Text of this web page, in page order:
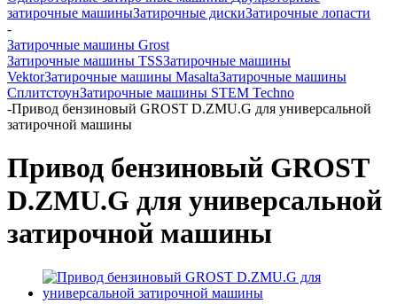
затирочные машиныЗатирочные дискиЗатирочные лопасти
-
Затирочные машины Grost
Затирочные машины TSSЗатирочные машины
VektorЗатирочные машины MasaltaЗатирочные машины
СплитстоунЗатирочные машины STEM Techno
-Привод бензиновый GROST D.ZMU.G для универсальной
затирочной машины
Привод бензиновый GROST
D.ZMU.G для универсальной
затирочной машины